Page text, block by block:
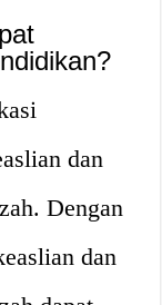
dan
Dengan
dan